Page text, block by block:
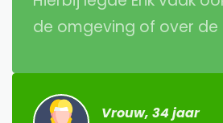
de omgeving of over de
Vrouw, 34 jaar